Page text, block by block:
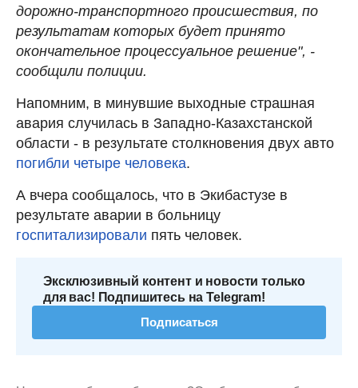
дорожно-транспортного происшествия, по
результатам которых будет принято
окончательное процессуальное решение", -
сообщили полиции.
Напомним, в минувшие выходные страшная
авария случилась в Западно-Казахстанской
области - в результате столкновения двух авто
погибли четыре человека.
А вчера сообщалось, что в Экибастузе в
результате аварии в больницу
госпитализировали пять человек.
Эксклюзивный контент и новости только
для вас! Подпишитесь на Telegram!
Подписаться